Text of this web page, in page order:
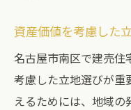
コストパフ
リノベーシ
中古物件の
保証制度の
資産価値を考慮した
名古屋市南区で建売住
考慮した立地選びが重
えるためには、地域